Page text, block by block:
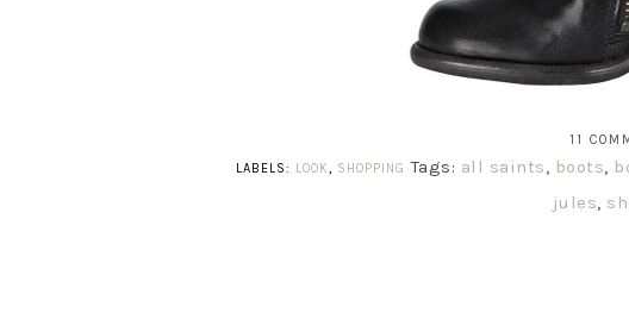
11
LABELS: LOOK, SHOPPING Tags: all saints, boots,
jules,